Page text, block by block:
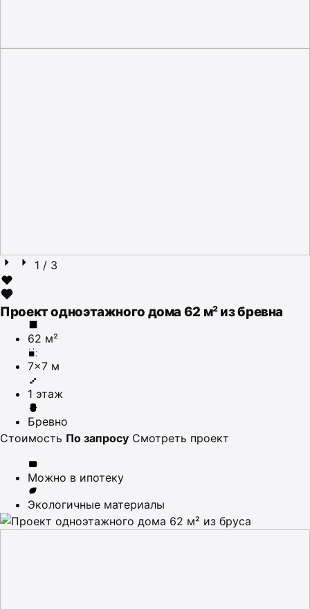
1 / 3
Проект одноэтажного дома 62 м² из бревна
62 м²
7×7 м
1 этаж
Бревно
Стоимость По запросу Смотреть проект
Можно в ипотеку
Экологичные материалы